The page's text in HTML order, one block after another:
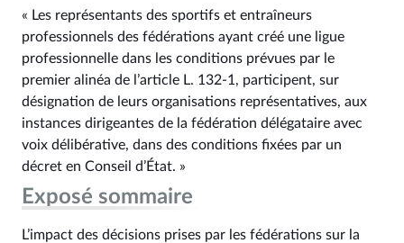
« Les représentants des sportifs et entraîneurs
professionnels des fédérations ayant créé une ligue
professionnelle dans les conditions prévues par le
premier alinéa de l’article L. 132‑1, participent, sur
désignation de leurs organisations représentatives, aux
instances dirigeantes de la fédération délégataire avec
voix délibérative, dans des conditions fixées par un
décret en Conseil d’État. »
Exposé sommaire
L’impact des décisions prises par les fédérations sur la